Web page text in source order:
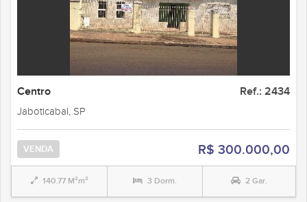
Centro Ref.: 2434
Jaboticabal, SP
VENDA R$ 300.000,00
140.77 M²m² 3 Dorm. 2 Gar.